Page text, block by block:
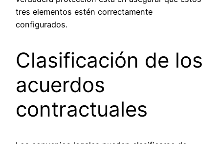
tres elementos estén correctamente
configurados.
Clasificación de los
acuerdos
contractuales